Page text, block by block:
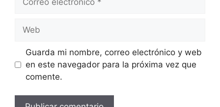
electrónico
Guarda mi nombre, correo electrónico y web
en este navegador para la próxima vez que
comente.